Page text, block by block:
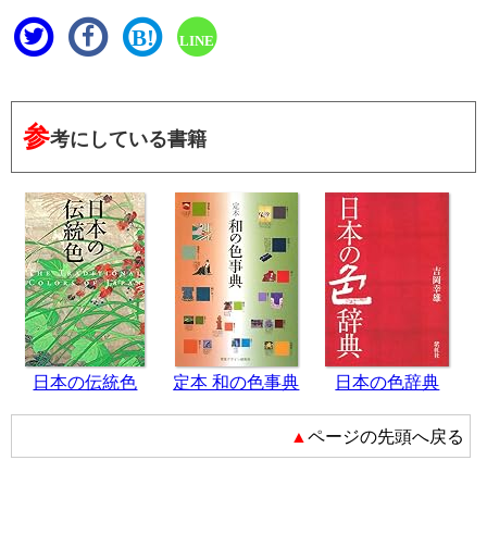
B! LINE
参考にしている書籍
日本の伝統色 定本 和の色事典 日本の色辞典
▲ページの先頭へ戻る